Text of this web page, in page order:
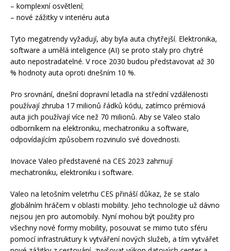
– komplexní osvětlení;
– nové zážitky v interiéru auta
Tyto megatrendy vyžadují, aby byla auta chytřejší. Elektronika,
software a umělá inteligence (AI) se proto staly pro chytré
auto nepostradatelné. V roce 2030 budou představovat až 30
% hodnoty auta oproti dnešním 10 %.
Pro srovnání, dnešní dopravní letadla na střední vzdálenosti
používají zhruba 17 milionů řádků kódu, zatímco prémiová
auta jich používají více než 70 milionů. Aby se Valeo stalo
odborníkem na elektroniku, mechatroniku a software,
odpovídajícím způsobem rozvinulo své dovednosti.
Inovace Valeo představené na CES 2023 zahrnují
mechatroniku, elektroniku i software.
Valeo na letošním veletrhu CES přináší důkaz, že se stalo
globálním hráčem v oblasti mobility. Jeho technologie už dávno
nejsou jen pro automobily. Nyní mohou být použity pro
všechny nové formy mobility, posouvat se mimo tuto sféru
pomocí infrastruktury k vytváření nových služeb, a tím vytvářet